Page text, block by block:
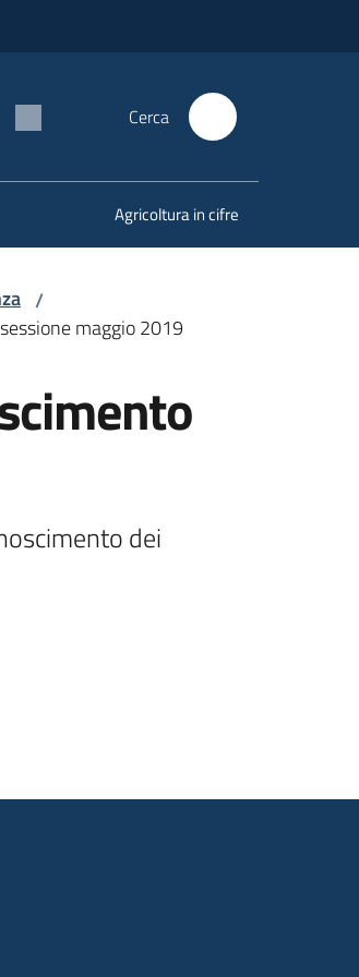
Cerca
Agricoltura in cifre
/
maggio 2019
dei